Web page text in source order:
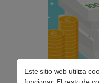
Este sitio web utiliza